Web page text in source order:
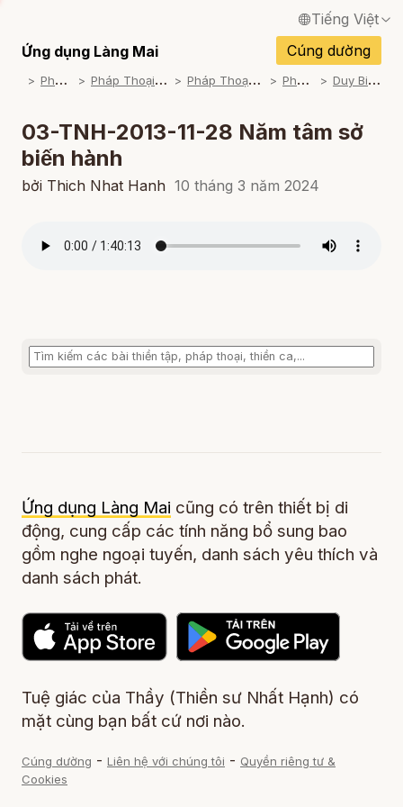
Tiếng Việt
English / Tiếng Anh
Français / Tiếng Pháp
Español / Tiếng Tây Ban Nha
Italiano / Tiếng Ý
Ứng dụng Làng Mai
Cúng dường
P
háp Thoại P
háp Thoại Thiền Sư Thích Nhất Hạnh P
háp Thoại Theo Bộ An Cư Kiết Đông P
háp Thoại Mp3 D
uy Biểu Học (2013-2014)
03-TNH-2013-11-28 Năm tâm sở
biến hành
bởi Thich Nhat Hanh 10 tháng 3 năm 2024
Ứng dụng Làng Mai cũng có trên thiết bị di
động, cung cấp các tính năng bổ sung bao
gồm nghe ngoại tuyến, danh sách yêu thích và
danh sách phát.
Tuệ giác của Thầy (Thiền sư Nhất Hạnh) có
mặt cùng bạn bất cứ nơi nào.
Cúng dường - Liên hệ với chúng tôi - Quyền riêng tư &
Cookies